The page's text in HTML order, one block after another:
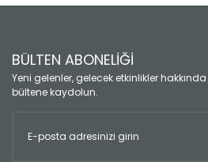
BÜLTEN ABONELİĞİ
Yeni gelenler, gelecek etkinlikler
bültene kaydolun.